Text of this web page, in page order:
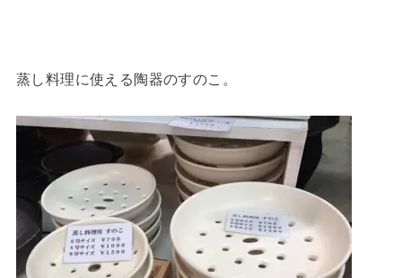
蒸し料理に使える陶器のすのこ。